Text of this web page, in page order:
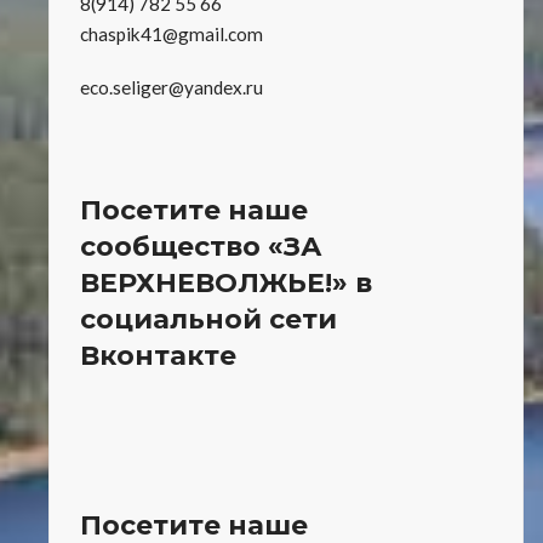
chaspik41@gmail.com
eco.seliger@yandex.ru
Посетите наше
сообщество «ЗА
ВЕРХНЕВОЛЖЬЕ!» в
социальной сети
Вконтакте
Посетите наше